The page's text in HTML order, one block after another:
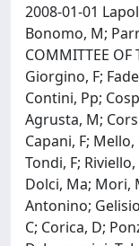
2008-01-01
Bonomo, M;
COMMITTEE
Giorgino, F;
Contini, Pp;
Agrusta, M;
Capani, F;
Tondi, F;
Dolci, Ma; Mori,
Antonino;
C; Corica, D;